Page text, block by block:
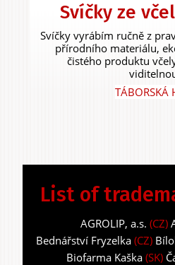
Svíčky ze
Svíčky vyrábím ručně z
přírodního materiálu,
čistého produktu
TÁBORSKÁ
List of
AGROLIP, a.s. (CZ)
Bednářství Fryzelka(CZ)
Biofarma Kaška (SK)